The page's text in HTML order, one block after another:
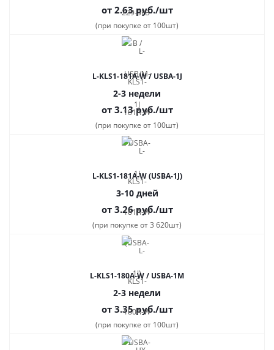
от 2.63 руб./шт
(при покупке от 100шт)
L-KLS1-181A-W / USBA-1J
2-3 недели
от 3.13 руб./шт
(при покупке от 100шт)
L-KLS1-181A-W (USBA-1J)
3-10 дней
от 3.26 руб./шт
(при покупке от 3 620шт)
L-KLS1-180A-W / USBA-1M
2-3 недели
от 3.35 руб./шт
(при покупке от 100шт)